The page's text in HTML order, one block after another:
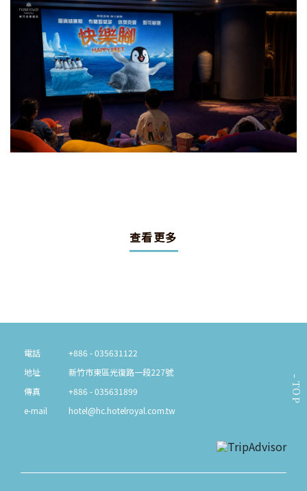
查看更多
TOP
電話
+886 - 035631122
地址
新竹市東區光復路一段227號
傳真
+886 - 035631899
e-mail
hotel@hc.hotelroyal.com.tw